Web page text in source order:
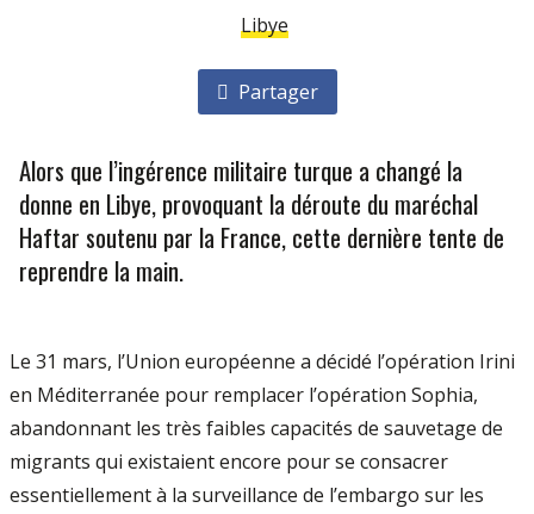
Libye
Partager
Alors que l’ingérence militaire turque a changé la
donne en Libye, provoquant la déroute du maréchal
Haftar soutenu par la France, cette dernière tente de
reprendre la main.
Le 31 mars, l’Union européenne a décidé l’opération Irini
en Méditerranée pour remplacer l’opération Sophia,
abandonnant les très faibles capacités de sauvetage de
migrants qui existaient encore pour se consacrer
essentiellement à la surveillance de l’embargo sur les